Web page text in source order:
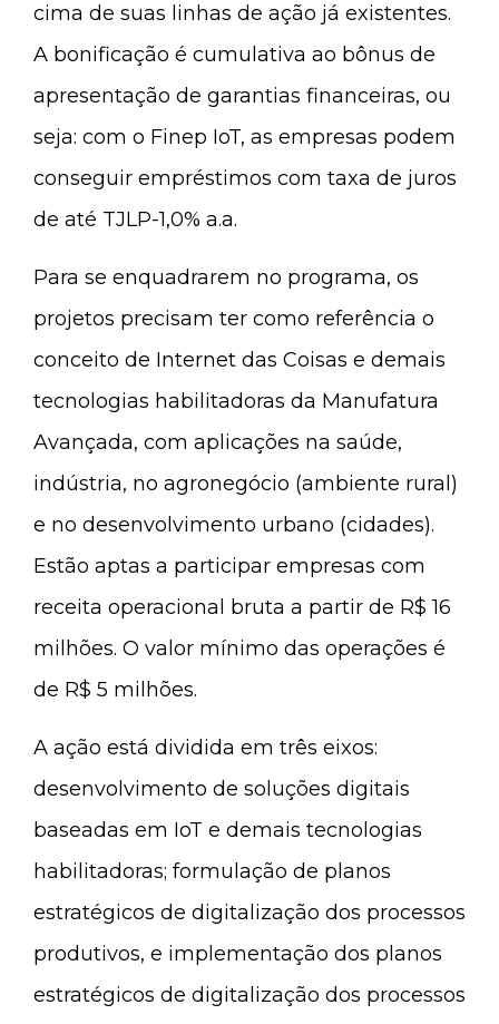
cima de suas linhas de ação já existentes.
A bonificação é cumulativa ao bônus de
apresentação de garantias financeiras, ou
seja: com o Finep IoT, as empresas podem
conseguir empréstimos com taxa de juros
de até TJLP-1,0% a.a.
Para se enquadrarem no programa, os
projetos precisam ter como referência o
conceito de Internet das Coisas e demais
tecnologias habilitadoras da Manufatura
Avançada, com aplicações na saúde,
indústria, no agronegócio (ambiente rural)
e no desenvolvimento urbano (cidades).
Estão aptas a participar empresas com
receita operacional bruta a partir de R$ 16
milhões. O valor mínimo das operações é
de R$ 5 milhões.
A ação está dividida em três eixos:
desenvolvimento de soluções digitais
baseadas em IoT e demais tecnologias
habilitadoras; formulação de planos
estratégicos de digitalização dos processos
produtivos, e implementação dos planos
estratégicos de digitalização dos processos